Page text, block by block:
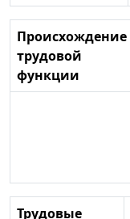
Происхождение
трудовой
функции
Трудовые